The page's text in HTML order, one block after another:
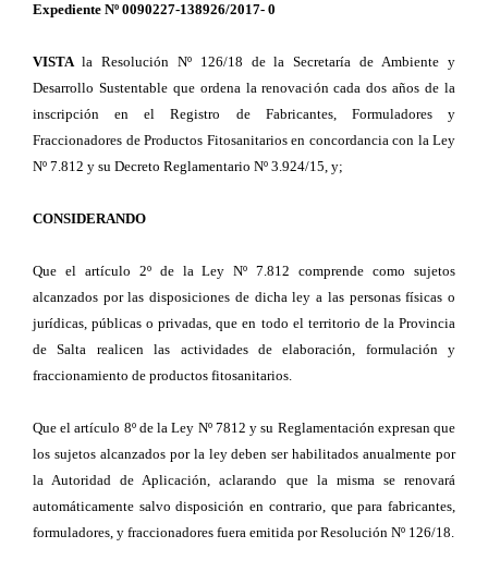
Expediente Nº 0090227-138926/2017- 0
VISTA la Resolución Nº 126/18 de la Secretaría de Ambiente y
Desarrollo Sustentable que ordena la renovación cada dos años de la
inscripción en el Registro de Fabricantes, Formuladores y
Fraccionadores de Productos Fitosanitarios en concordancia con la Ley
Nº 7.812 y su Decreto Reglamentario Nº 3.924/15, y;
CONSIDERANDO
Que el artículo 2º de la Ley Nº 7.812 comprende como sujetos
alcanzados por las disposiciones de dicha ley a las personas físicas o
jurídicas, públicas o privadas, que en todo el territorio de la Provincia
de Salta realicen las actividades de elaboración, formulación y
fraccionamiento de productos fitosanitarios.
Que el artículo 8º de la Ley Nº 7812 y su Reglamentación expresan que
los sujetos alcanzados por la ley deben ser habilitados anualmente por
la Autoridad de Aplicación, aclarando que la misma se renovará
automáticamente salvo disposición en contrario, que para fabricantes,
formuladores, y fraccionadores fuera emitida por Resolución Nº 126/18.